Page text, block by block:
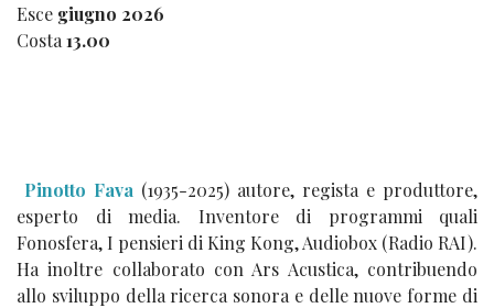
Esce giugno 2026
Costa 13.00
Pinotto Fava (1935-2025) autore, regista e produttore,
esperto di media. Inventore di programmi quali
Fonosfera, I pensieri di King Kong, Audiobox (Radio RAI).
Ha inoltre collaborato con Ars Acustica, contribuendo
allo sviluppo della ricerca sonora e delle nuove forme di